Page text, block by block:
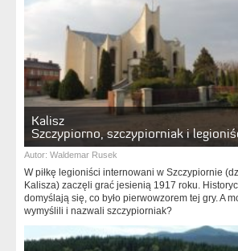
Kalisz
Szczypiorno, szczypiorniak i
Autor: Waldemar Rusek
W piłkę legioniści internowani w Szczypiornie
Kalisza) zaczęli grać jesienią 1917 roku.
domyślają się, co było pierwowzorem tej gry. A
wymyślili i nazwali szczypiorniak?